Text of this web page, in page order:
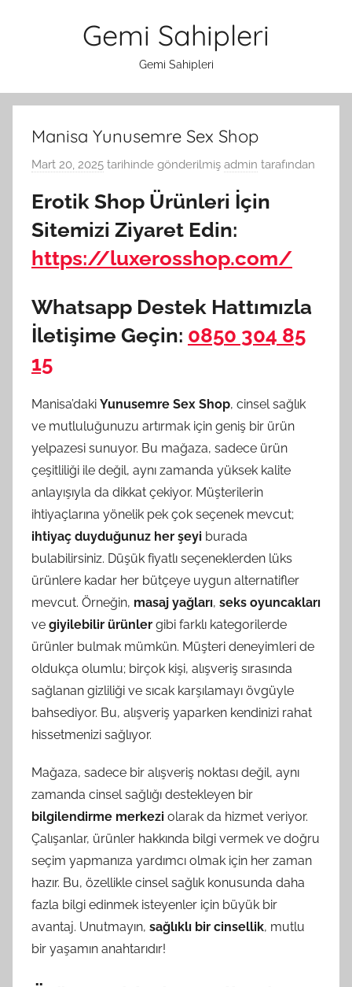
Gemi Sahipleri
Gemi Sahipleri
Manisa Yunusemre Sex Shop
Mart 20, 2025 tarihinde gönderilmiş admin tarafından
Erotik Shop Ürünleri İçin
Sitemizi Ziyaret Edin:
https://luxerosshop.com/
Whatsapp Destek Hattımızla
İletişime Geçin: 0850 304 85
15
Manisa’daki Yunusemre Sex Shop, cinsel sağlık
ve mutluluğunuzu artırmak için geniş bir ürün
yelpazesi sunuyor. Bu mağaza, sadece ürün
çeşitliliği ile değil, aynı zamanda yüksek kalite
anlayışıyla da dikkat çekiyor. Müşterilerin
ihtiyaçlarına yönelik pek çok seçenek mevcut;
ihtiyaç duyduğunuz her şeyi burada
bulabilirsiniz. Düşük fiyatlı seçeneklerden lüks
ürünlere kadar her bütçeye uygun alternatifler
mevcut. Örneğin, masaj yağları, seks oyuncakları
ve giyilebilir ürünler gibi farklı kategorilerde
ürünler bulmak mümkün. Müşteri deneyimleri de
oldukça olumlu; birçok kişi, alışveriş sırasında
sağlanan gizliliği ve sıcak karşılamayı övgüyle
bahsediyor. Bu, alışveriş yaparken kendinizi rahat
hissetmenizi sağlıyor.
Mağaza, sadece bir alışveriş noktası değil, aynı
zamanda cinsel sağlığı destekleyen bir
bilgilendirme merkezi olarak da hizmet veriyor.
Çalışanlar, ürünler hakkında bilgi vermek ve doğru
seçim yapmanıza yardımcı olmak için her zaman
hazır. Bu, özellikle cinsel sağlık konusunda daha
fazla bilgi edinmek isteyenler için büyük bir
avantaj. Unutmayın, sağlıklı bir cinsellik, mutlu
bir yaşamın anahtarıdır!